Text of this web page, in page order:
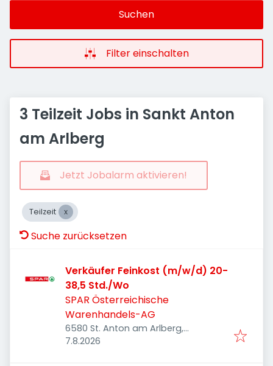
Suchen
Filter einschalten
3 Teilzeit Jobs in Sankt Anton
am Arlberg
Jetzt Jobalarm aktivieren!
Teilzeit
Suche zurücksetzen
Verkäufer Feinkost (m/w/d) 20-
38,5 Std./Wo
SPAR Österreichische
Warenhandels-AG
6580 St. Anton am Arlberg,
Österreich
Veröffentlicht
7.8.2026